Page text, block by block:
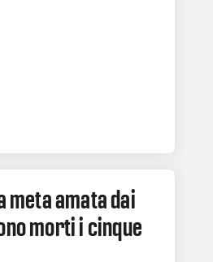
meta amata dai
morti i cinque